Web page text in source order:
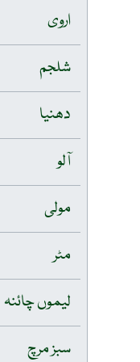
اروی
شلجم
دھنیا
آلو
مولی
مٹر
لیموں چائنہ
سبز مرچ